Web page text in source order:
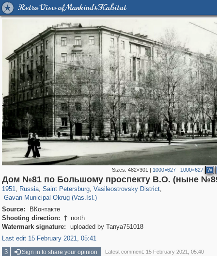
Retro View of Mankind's Habitat
Sizes:482×301 | 1000×627 | 1000×627 W
Дом №81 по Большому проспекту В.О. (ныне
1951, Russia
1,407,212 29,248
, Saint Petersburg
197,232 5,714
, Vasileostrovsky District
14,266 482
,
Gavan Municipal Okrug (Vas.Isl.)
1,971 5
Source:
ВКонтакте
Shooting direction:  north
Watermark signature:
uploaded by Tanya751018
Last edit 15 February 2021, 05:41
3
Sign in to share your opinion Latest comment: 15 February 2021, 05:40